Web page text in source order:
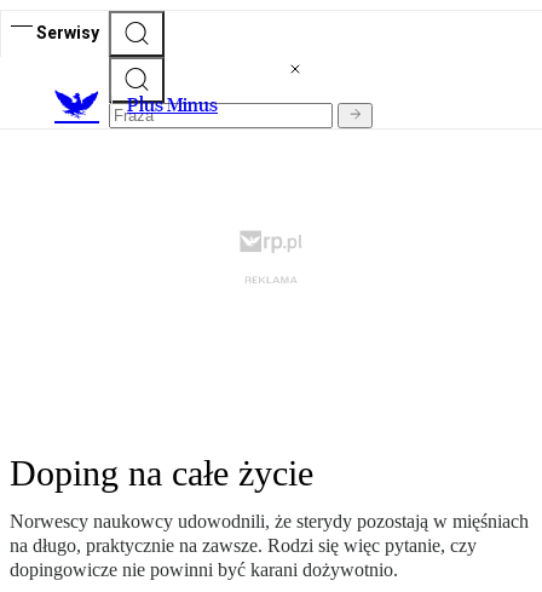
Serwisy
Plus Minus
Doping na całe życie
Norwescy naukowcy udowodnili, że sterydy pozostają w mięśniach
na długo, praktycznie na zawsze. Rodzi się więc pytanie, czy
dopingowicze nie powinni być karani dożywotnio.